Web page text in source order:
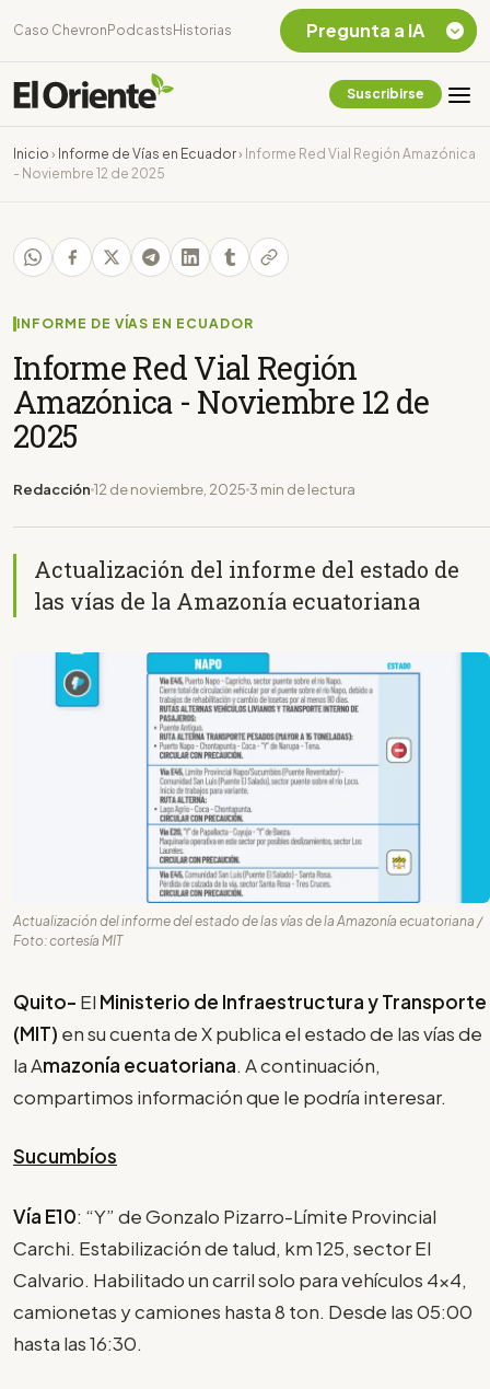
Caso Chevron Podcasts Historias
Suscribirse
Inicio › Informe de Vías en Ecuador› Informe Red Vial Región Amazónica
- Noviembre 12 de 2025
INFORME DE VÍAS EN ECUADOR
Informe Red Vial Región
Amazónica - Noviembre 12 de
2025
Redacción 12 de noviembre, 2025 3 min de lectura
Actualización del informe del estado de
las vías de la Amazonía ecuatoriana
Actualización del informe del estado de las vías de la Amazonía ecuatoriana /
Foto: cortesía MIT
Quito- El Ministerio de Infraestructura y Transporte
(MIT) en su cuenta de X publica el estado de las vías de
la Amazonía ecuatoriana. A continuación,
compartimos información que le podría interesar.
Sucumbíos
Vía E10: “Y” de Gonzalo Pizarro-Límite Provincial
Carchi. Estabilización de talud, km 125, sector El
Calvario. Habilitado un carril solo para vehículos 4x4,
camionetas y camiones hasta 8 ton. Desde las 05:00
hasta las 16:30.
Pregunta a IA
Chevron Ecuador